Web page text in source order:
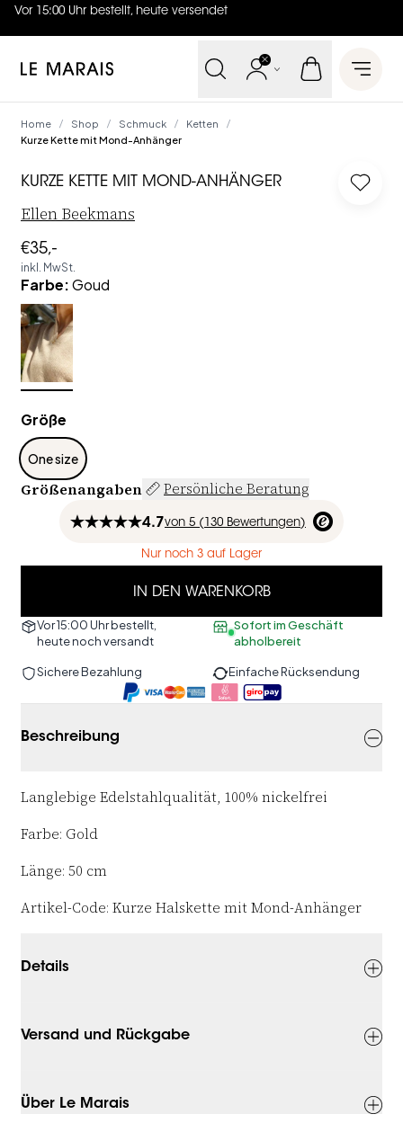
Vor 15:00 Uhr bestellt, heute versendet
4.7 von5 (130 Bewertungen
Le Marais Open
Home / Shop / Schmuck / Ketten /
Kurze Kette mit Mond-Anhänger
KURZE KETTE MIT MOND-ANHÄNGER Log
Ellen Beekmans
€35,-
inkl. MwSt.
Farbe:Goud
Größe
One size
Größenangaben Persönliche Beratung
4.7von 5 ( 130 Bewertungen)
Nur noch 3 auf Lager
IN DEN WARENKORB
Vor 15:00 Uhr bestellt,
heute noch versandt
Sofort im Geschäft
abholbereit
Sichere Bezahlung Einfache Rücksendung
Beschreibung
Langlebige Edelstahlqualität, 100% nickelfrei
Farbe: Gold
Länge: 50 cm
Artikel-Code: Kurze Halskette mit Mond-Anhänger
Details
Versand und Rückgabe
Über Le Marais